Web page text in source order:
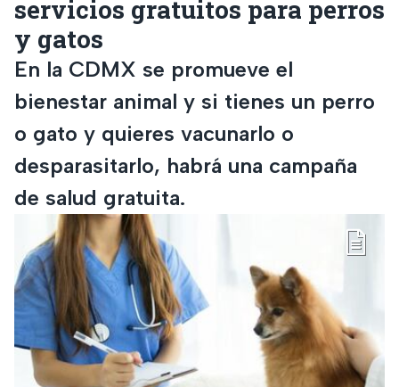
servicios gratuitos para perros
y gatos
En la CDMX se promueve el
bienestar animal y si tienes un perro
o gato y quieres vacunarlo o
desparasitarlo, habrá una campaña
de salud gratuita.